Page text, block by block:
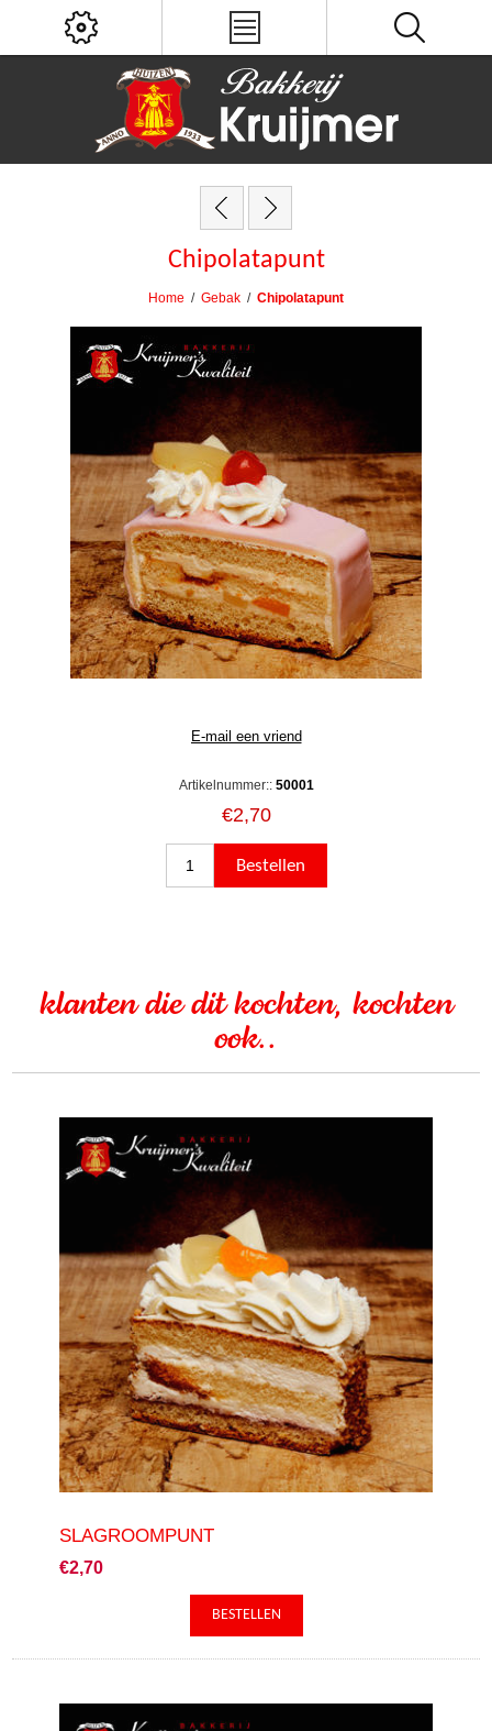
Chipolatapunt
Home / Gebak / Chipolatapunt
Artikelnummer:: 50001
€2,70
klanten die dit kochten, kochten
ook..
SLAGROOMPUNT
€2,70